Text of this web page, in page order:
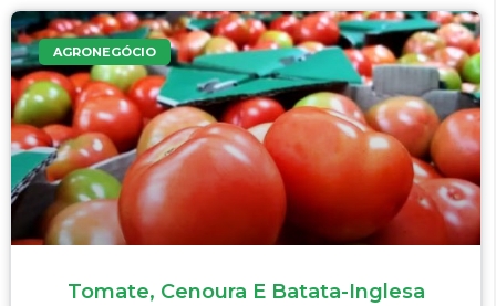
AGRONEGÓCIO
Tomate, Cenoura E Batata-Inglesa